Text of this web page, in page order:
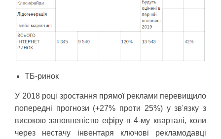
ТБ-ринок
У 2018 році зростання прямої реклами перевищило
попередні прогнози (+27% проти 25%) у зв'язку з
високою заповненістю ефіру в 4-му кварталі, коли
через нестачу інвентаря ключові рекламодавці